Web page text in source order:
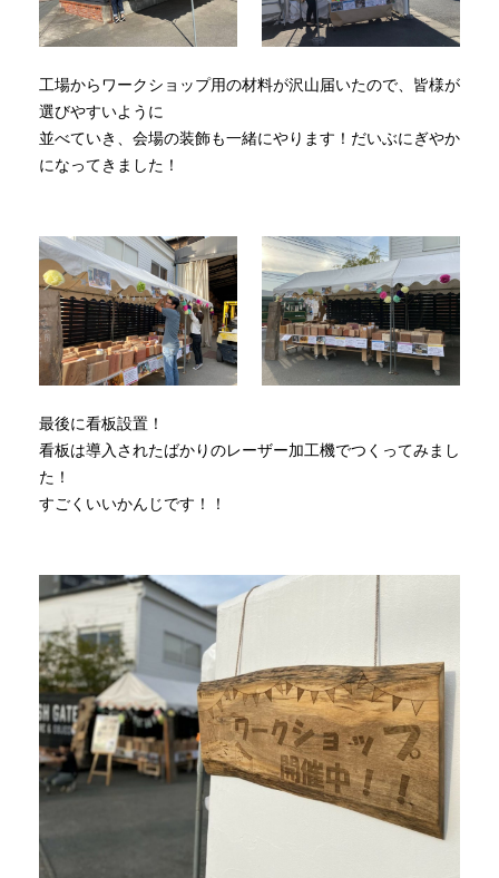
工場からワークショップ用の材料が沢山届いたので、皆様が
選びやすいように
並べていき、会場の装飾も一緒にやります！だいぶにぎやか
になってきました！
最後に看板設置！
看板は導入されたばかりのレーザー加工機でつくってみまし
た！
すごくいいかんじです！！